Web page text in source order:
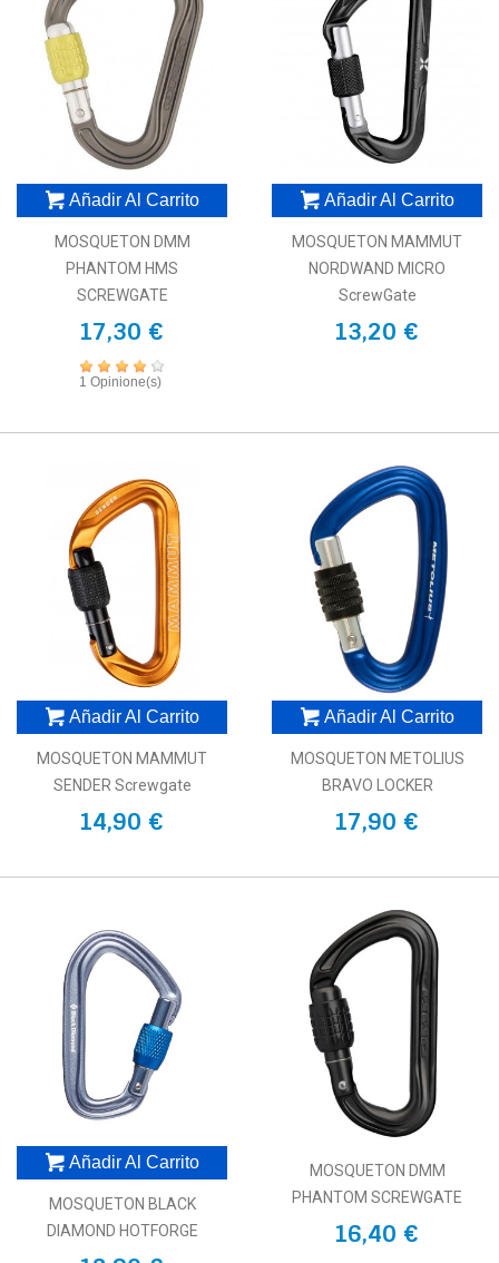
Añadir Al Carrito
MOSQUETON DMM
PHANTOM HMS
SCREWGATE
17,30 €
1 Opinione(s)
Añadir Al Carrito
MOSQUETON MAMMUT
NORDWAND MICRO
ScrewGate
13,20 €
Añadir Al Carrito
MOSQUETON MAMMUT
SENDER Screwgate
14,90 €
Añadir Al Carrito
MOSQUETON METOLIUS
BRAVO LOCKER
17,90 €
Añadir Al Carrito
MOSQUETON BLACK
DIAMOND HOTFORGE
MOSQUETON DMM
PHANTOM SCREWGATE
16,40 €